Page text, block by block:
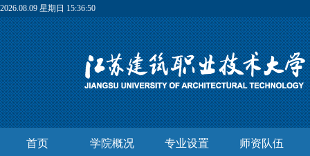
2026.08.09 星期日 15:36:51
首页 学院概况 专业设置 师资队伍